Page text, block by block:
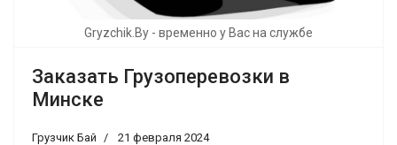
Gryzchik.By - временно у Вас на службе
Заказать Грузоперевозки в
Минске
Грузчик Бай 21 февраля 2024